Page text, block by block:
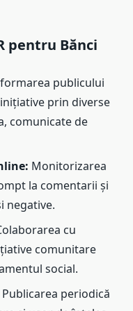
pentru Bănci
publicului
prin diverse
comunicate de
Monitorizarea
la comentarii și
negative.
cu
comunitare
social.
Publicarea periodică